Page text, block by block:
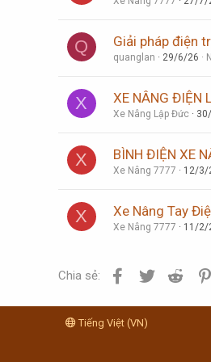
Q Giải pháp điện
quanglan 29/6/26
X XE NÂNG ĐIỆN
Xe Nâng Lập Đức
X BÌNH ĐIỆN XE
Xe Nâng 7777 12/3/
X Xe Nâng Tay
Xe Nâng 7777 11/2/
Chia sẻ: Facebook
Twitter Reddit
Tiếng Việt (VN)